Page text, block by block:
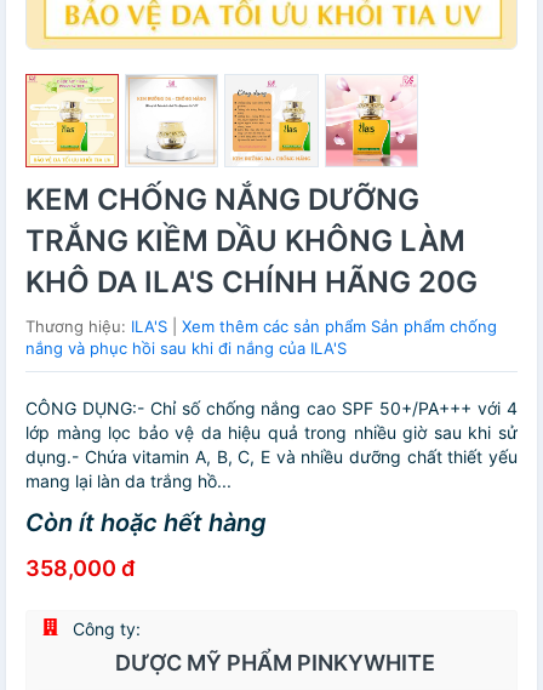
KEM CHỐNG NẮNG DƯỠNG
TRẮNG KIỀM DẦU KHÔNG LÀM
KHÔ DA ILA'S CHÍNH HÃNG 20G
Thương hiệu: ILA'S
Xem thêm các sản phẩm Sản phẩm chống
nắng và phục hồi sau khi đi nắng của ILA'S
CÔNG DỤNG:- Chỉ số chống nắng cao SPF 50+/PA+++ với 4
lớp màng lọc bảo vệ da hiệu quả trong nhiều giờ sau khi sử
dụng.- Chứa vitamin A, B, C, E và nhiều dưỡng chất thiết yếu
mang lại làn da trắng hồ...
Còn ít hoặc hết hàng
358,000 đ
Công ty:
DƯỢC MỸ PHẨM PINKYWHITE